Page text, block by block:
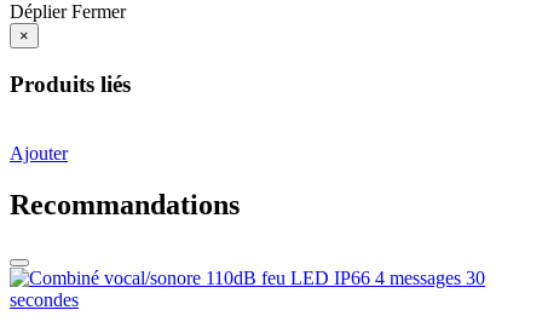
Déplier Fermer
×
Produits liés
Ajouter
Recommandations